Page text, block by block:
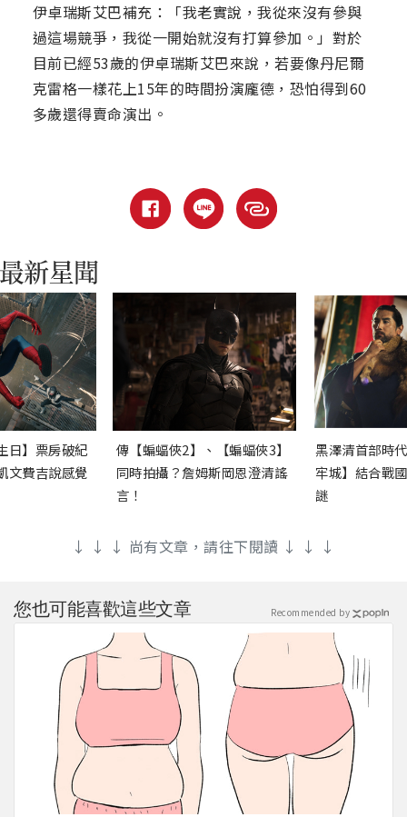
伊卓瑞斯艾巴補充：「我老實說，我從來沒有參與
過這場競爭，我從一開始就沒有打算參加。」對於
目前已經53歲的伊卓瑞斯艾巴來說，若要像丹尼爾
克雷格一樣花上15年的時間扮演龐德，恐怕得到60
多歲還得賣命演出。
日】票房破紀
文費吉說感覺
傳【蝙蝠俠2】、【蝙蝠俠3】
同時拍攝？詹姆斯岡恩澄清謠
言！
黑澤清首部時
牢城】結合戰
謎
↓ ↓ ↓ 尚有文章，請往下閱讀 ↓ ↓ ↓
您也可能喜歡這些文章 Recommended by